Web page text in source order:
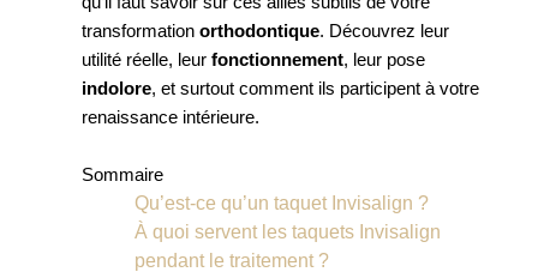
transformation orthodontique. Découvrez leur
utilité réelle, leur fonctionnement, leur pose
indolore, et surtout comment ils participent à votre
renaissance intérieure.
Sommaire
Qu’est-ce qu’un taquet Invisalign ?
À quoi servent les taquets Invisalign
pendant le traitement ?